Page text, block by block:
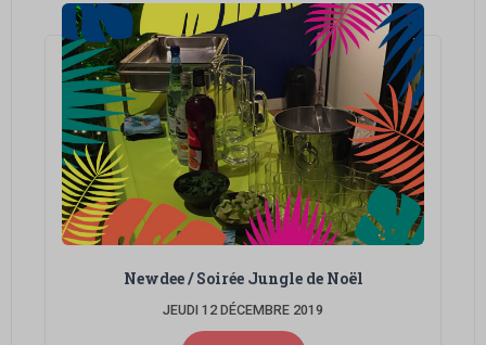
Newdee / Soirée Jungle de Noël
JEUDI 12 DÉCEMBRE 2019